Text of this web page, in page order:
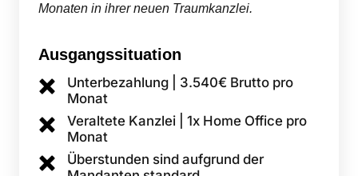
Monaten in ihrer neuen Traumkanzlei.
Ausgangssituation
Unterbezahlung | 3.540€ Brutto pro
Monat
Veraltete Kanzlei | 1x Home Office pro
Monat
Überstunden sind aufgrund der